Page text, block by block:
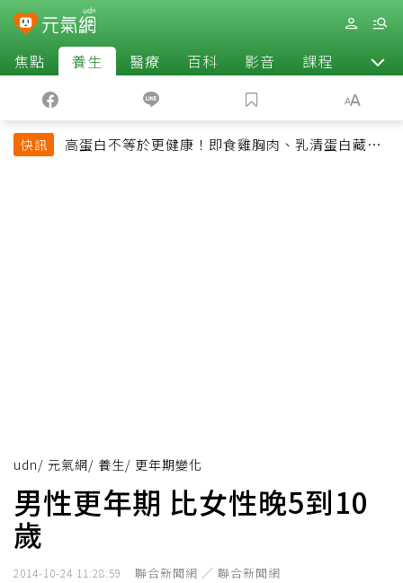
焦點 養生 醫療 百科 影音 課程 退休
快訊
高蛋白不等於更健康！即食雞胸肉、乳清蛋白藏陷
udn/ 元氣網/ 養生/ 更年期變化
男性更年期 比女性晚5到10
歲
2014-10-24 11:28:59 聯合新聞網 ／ 聯合新聞網